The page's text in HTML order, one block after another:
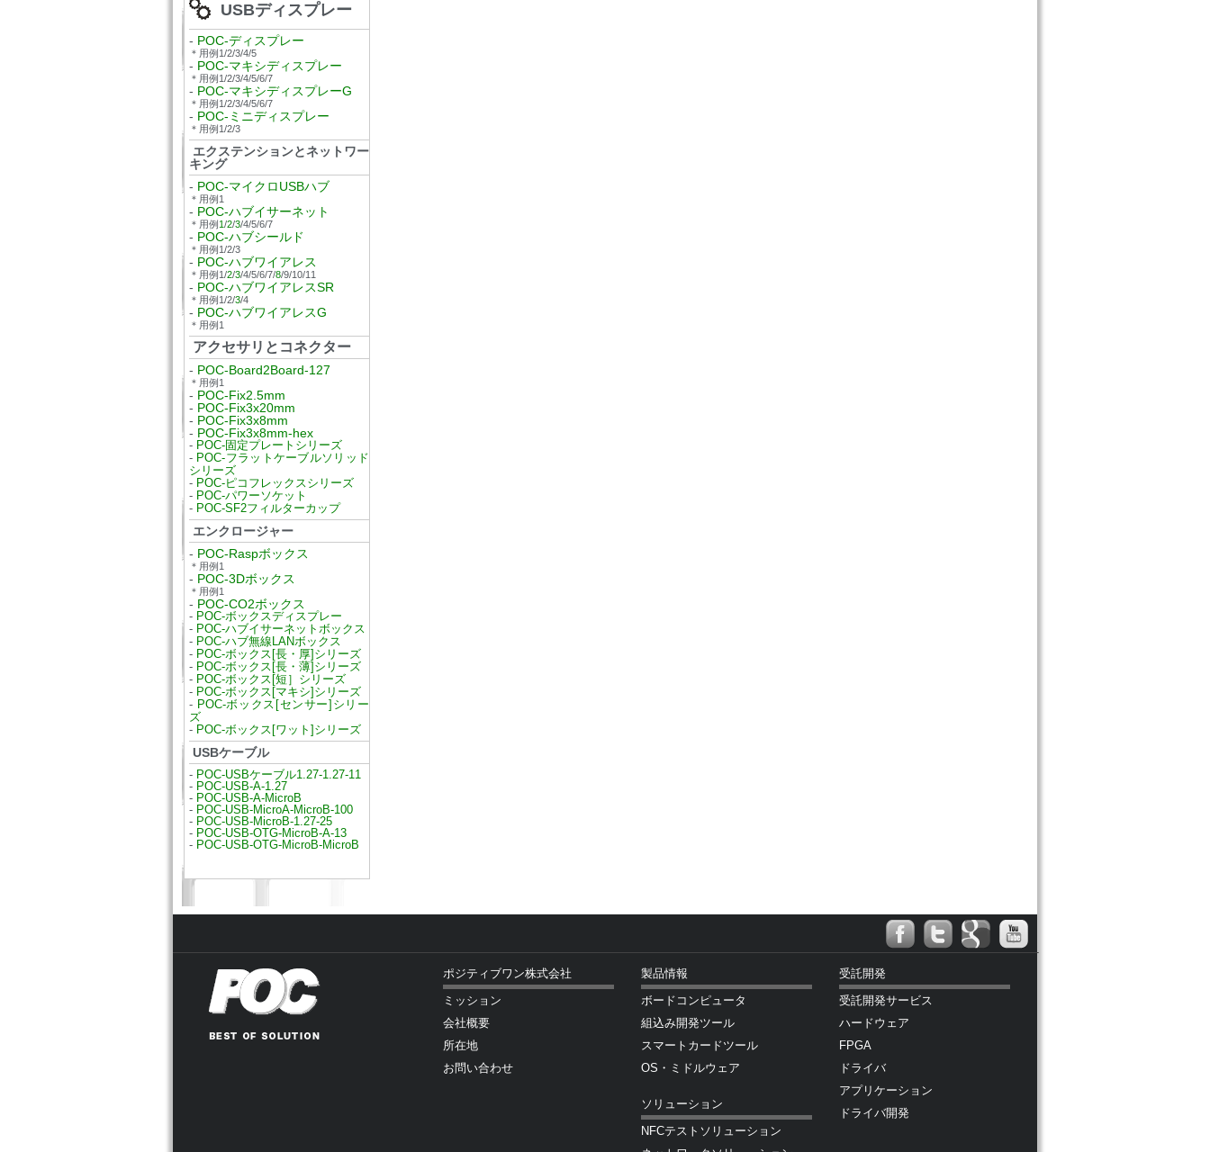
USBディスプレー
- POC-ディスプレー
＊用例1/2/3/4/5
- POC-マキシディスプレー
＊用例1/2/3/4/5/6/7
- POC-マキシディスプレーG
＊用例1/2/3/4/5/6/7
- POC-ミニディスプレー
＊用例1/2/3
エクステンションとネットワー
キング
- POC-マイクロUSBハブ
＊用例1
- POC-ハブイサーネット
＊用例1/2/3/4/5/6/7
- POC-ハブシールド
＊用例1/2/3
- POC-ハブワイアレス
＊用例1/2/3/4/5/6/7/8/9/10/11
- POC-ハブワイアレスSR
＊用例1/2/3/4
- POC-ハブワイアレスG
＊用例1
アクセサリとコネクター
- POC-Board2Board-127
＊用例1
- POC-Fix2.5mm
- POC-Fix3x20mm
- POC-Fix3x8mm
- POC-Fix3x8mm-hex
- POC-固定プレートシリーズ
- POC-フラットケーブルソリッド
シリーズ
- POC-ピコフレックスシリーズ
- POC-パワーソケット
- POC-SF2フィルターカップ
エンクロージャー
- POC-Raspボックス
＊用例1
- POC-3Dボックス
＊用例1
- POC-CO2ボックス
- POC-ボックスディスプレー
- POC-ハブイサーネットボックス
- POC-ハブ無線LANボックス
- POC-ボックス[長・厚]シリーズ
- POC-ボックス[長・薄]シリーズ
- POC-ボックス[短］シリーズ
- POC-ボックス[マキシ]シリーズ
- POC-ボックス[センサー]シリー
ズ
- POC-ボックス[ワット]シリーズ
USBケーブル
- POC-USBケーブル1.27-1.27-11
- POC-USB-A-1.27
- POC-USB-A-MicroB
- POC-USB-MicroA-MicroB-100
- POC-USB-MicroB-1.27-25
- POC-USB-OTG-MicroB-A-13
- POC-USB-OTG-MicroB-MicroB
ポジティブワン株式会社
ミッション
会社概要
所在地
お問い合わせ
製品情報
ボードコンピュータ
組込み開発ツール
スマートカードツール
OS・ミドルウェア
ソリューション
NFCテストソリューション
受託開発
受託開発サービス
ハードウェア
FPGA
ドライバ
アプリケーション
ドライバ開発